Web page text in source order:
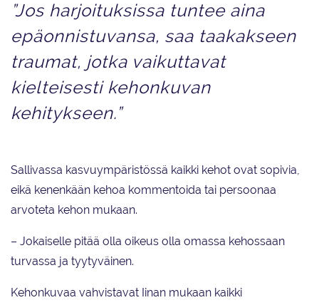
”Jos harjoituksissa tuntee aina
epäonnistuvansa, saa taakakseen
traumat, jotka vaikuttavat
kielteisesti kehonkuvan
kehitykseen.”
Sallivassa kasvuympäristössä kaikki kehot ovat sopivia,
eikä kenenkään kehoa kommentoida tai persoonaa
arvoteta kehon mukaan.
– Jokaiselle pitää olla oikeus olla omassa kehossaan
turvassa ja tyytyväinen.
Kehonkuvaa vahvistavat Iinan mukaan kaikki